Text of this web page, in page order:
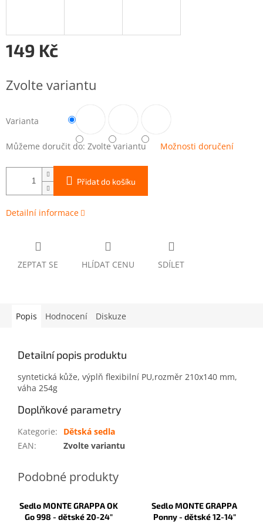
149 Kč
cena:
Zvolte variantu
Varianta
Můžeme doručit do: Zvolte variantu Možnosti doručení
Přidat do košíku
Detailní informace
ZEPTAT SE HLÍDAT CENU SDÍLET
Popis Hodnocení Diskuze
Detailní popis produktu
syntetická kůže, výplň flexibilní PU,rozměr 210x140 mm,
váha 254g
Doplňkové parametry
Kategorie:
Dětská sedla
EAN: Zvolte variantu
Sedlo MONTE GRAPPA OK
Go 998 - dětské 20-24"
Sedlo MONTE GRAPPA
Ponny - dětské 12-14"